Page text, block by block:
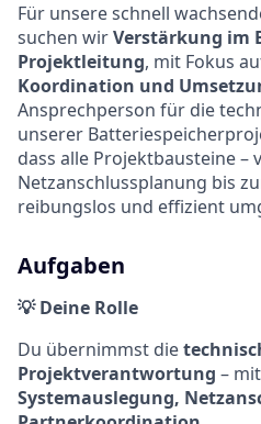
Für unsere schnell
suchen wirVerstärkung im
Projektleitung, mit Fokus
Koordination und
Ansprechperson für die
unserer
dass alle Projektbausteine –
Netzanschlussplanung bis
reibungslos und effizient
Aufgaben
💡 Deine Rolle
Du übernimmst die
Projektverantwortung –
Systemauslegung,